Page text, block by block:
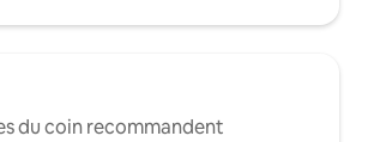
du coin recommandent